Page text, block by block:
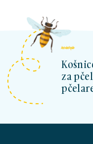
kosnicashop.ba
za